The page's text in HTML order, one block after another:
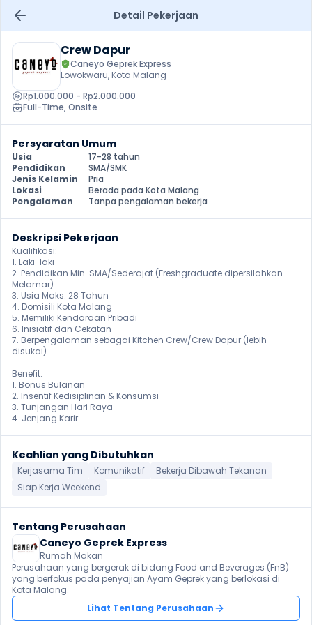
Detail Pekerjaan
Crew Dapur
Caneyo Geprek Express
Lowokwaru, Kota Malang
Rp1.000.000 - Rp2.000.000
Full-Time, Onsite
Persyaratan Umum
Usia
17-28 tahun
Pendidikan
SMA/SMK
Jenis Kelamin
Pria
Lokasi
Berada pada Kota Malang
Pengalaman
Tanpa pengalaman bekerja
Deskripsi Pekerjaan
Kualifikasi:
1. Laki-laki
2. Pendidikan Min. SMA/Sederajat (Freshgraduate dipersilahkan
Melamar)
3. Usia Maks. 28 Tahun
4. Domisili Kota Malang
5. Memiliki Kendaraan Pribadi
6. Inisiatif dan Cekatan
7. Berpengalaman sebagai Kitchen Crew/Crew Dapur (lebih
disukai)
Benefit:
1. Bonus Bulanan
2. Insentif Kedisiplinan & Konsumsi
3. Tunjangan Hari Raya
4. Jenjang Karir
Keahlian yang Dibutuhkan
Kerjasama Tim Komunikatif
Bekerja Dibawah Tekanan
Siap Kerja Weekend
Tentang Perusahaan
Caneyo Geprek Express
Rumah Makan
Perusahaan yang bergerak di bidang Food and Beverages (FnB)
yang berfokus pada penyajian Ayam Geprek yang berlokasi di
Kota Malang.
Lihat Tentang Perusahaan